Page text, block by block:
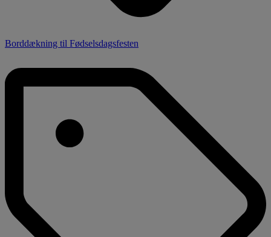
Borddækning til Fødselsdagsfesten